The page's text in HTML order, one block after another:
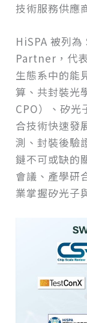
技術服務供應
HiSPA 被列
Partner，代
生態系中的能
算、共封裝
CPO）、矽
合技術快速發
測、封裝後驗
鏈不可或缺的
會議、產學研
業掌握矽光子